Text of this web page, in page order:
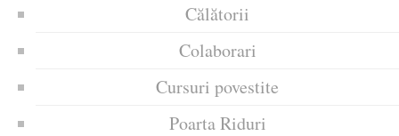
Călătorii
Colaborari
Cursuri povestite
Poarta Riduri